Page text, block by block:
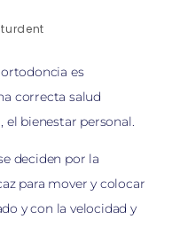
es
correcta salud
bienestar personal.
deciden por la
para mover y colocar
y con la velocidad y